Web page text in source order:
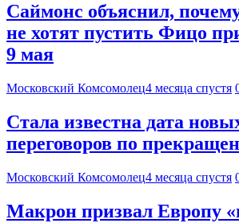
Саймонс объяснил,
не хотят пустить Фицо
9 мая
Московский Комсомолец4 месяца спустя
Стала известна дата
переговоров по
Московский Комсомолец4 месяца спустя
Макрон призвал Европу